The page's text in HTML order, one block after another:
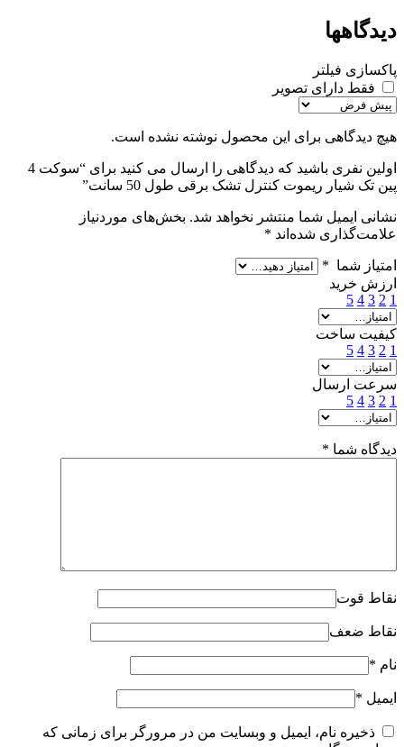
دیدگاهها
پاکسازی فیلتر
فقط دارای تصویر
هیچ دیدگاهی برای این محصول نوشته نشده است.
اولین نفری باشید که دیدگاهی را ارسال می کنید برای “سوکت 4
پین تک شیار ریموت کنترل تشک برقی طول 50 سانت”
نشانی ایمیل شما منتشر نخواهد شد. بخش‌های موردنیاز
علامت‌گذاری شده‌اند *
امتیاز شما *
ارزش خرید
1
2
3
4
5
کیفیت ساخت
1
2
3
4
5
سرعت ارسال
1
2
3
4
5
دیدگاه شما *
نقاط قوت
نقاط ضعف
نام *
ایمیل *
ذخیره نام، ایمیل و وبسایت من در مرورگر برای زمانی که